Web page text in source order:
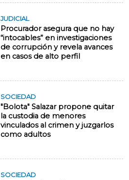
JUDICIAL
Procurador asegura que no hay
“intocables” en investigaciones
de corrupción y revela avances
en casos de alto perfil
SOCIEDAD
"Bolota" Salazar propone quitar
la custodia de menores
vinculados al crimen y juzgarlos
como adultos
SOCIEDAD